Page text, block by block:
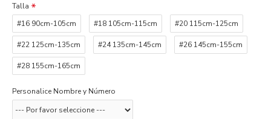
Talla
#16 90cm-105cm
#18 105cm-115cm #20 115cm-125cm
#22 125cm-135cm #24 135cm-145cm #26 145cm-155cm
#28 155cm-165cm
Personalice Nombre y Número